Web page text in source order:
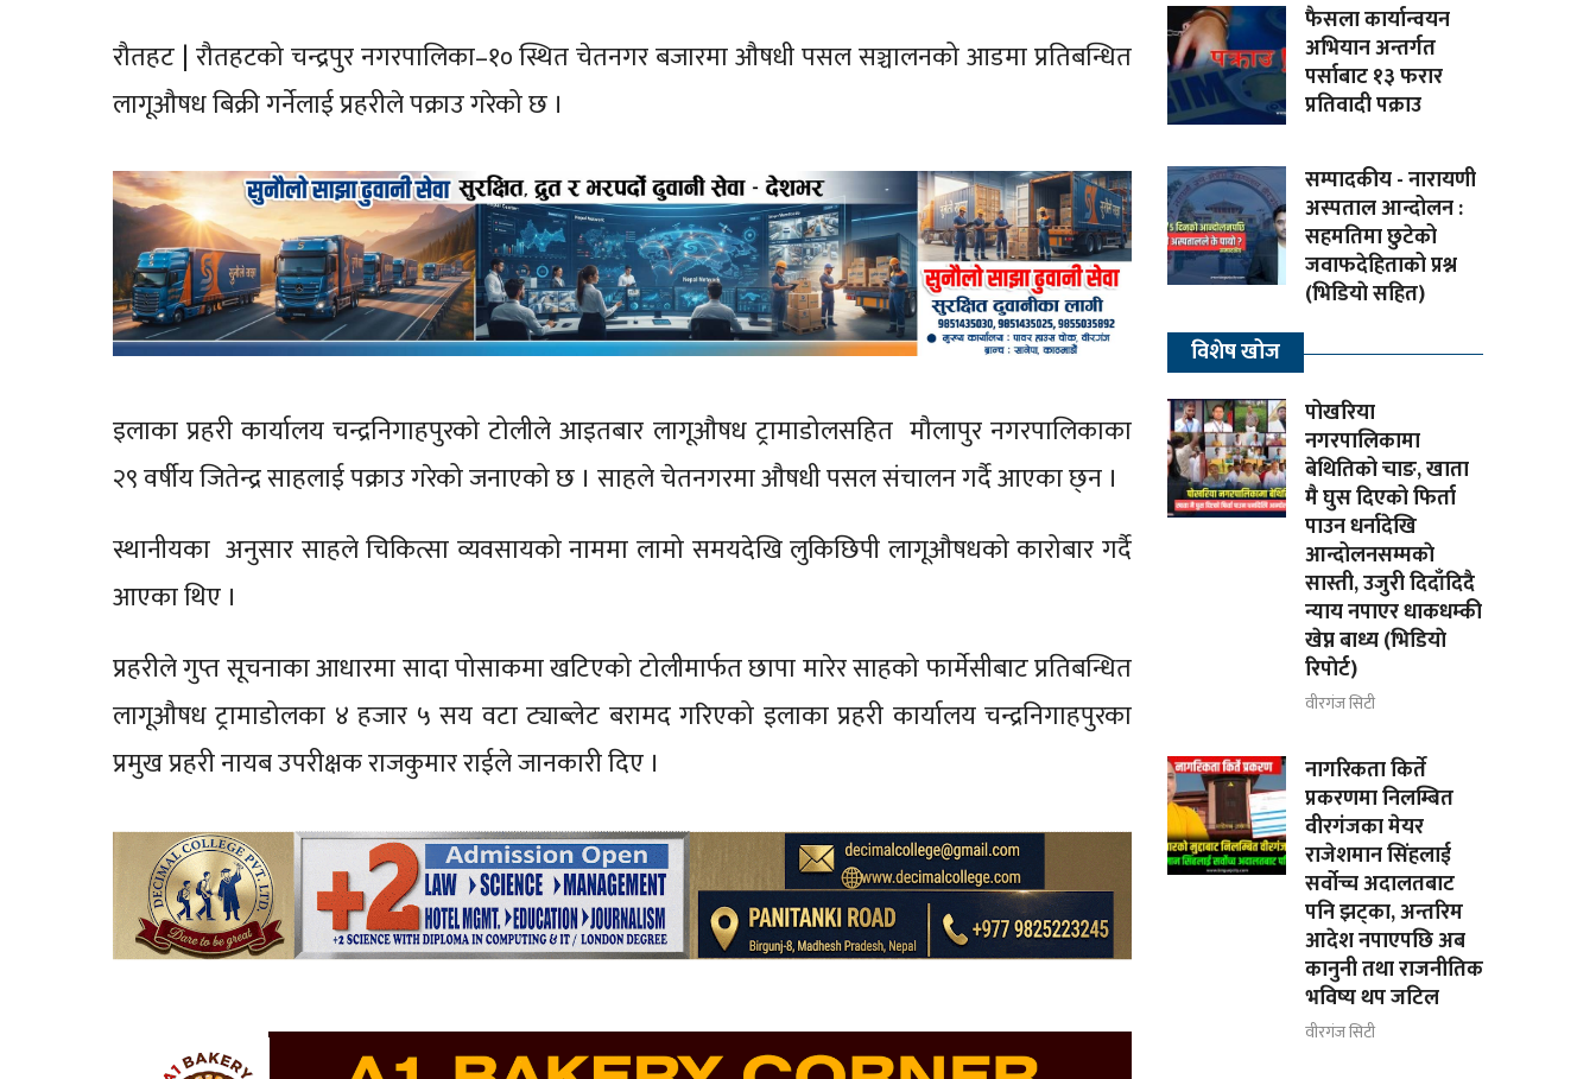
रौतहट | रौतहटको चन्द्रपुर नगरपालिका–१० स्थित चेतनगर बजारमा औषधी पसल सञ्चालनको आडमा प्रतिबन्धित
लागूऔषध बिक्री गर्नेलाई प्रहरीले पक्राउ गरेको छ ।
इलाका प्रहरी कार्यालय चन्द्रनिगाहपुरको टोलीले आइतबार लागूऔषध ट्रामाडोलसहित मौलापुर नगरपालिकाका
२९ वर्षीय जितेन्द्र साहलाई पक्राउ गरेको जनाएको छ । साहले चेतनगरमा औषधी पसल संचालन गर्दै आएका छ्न ।
स्थानीयका अनुसार साहले चिकित्सा व्यवसायको नाममा लामो समयदेखि लुकिछिपी लागूऔषधको कारोबार गर्दै
आएका थिए ।
प्रहरीले गुप्त सूचनाका आधारमा सादा पोसाकमा खटिएको टोलीमार्फत छापा मारेर साहको फार्मेसीबाट प्रतिबन्धित
लागूऔषध ट्रामाडोलका ४ हजार ५ सय वटा ट्याब्लेट बरामद गरिएको इलाका प्रहरी कार्यालय चन्द्रनिगाहपुरका
प्रमुख प्रहरी नायब उपरीक्षक राजकुमार राईले जानकारी दिए ।
फैसला कार्यान्वयन
अभियान अन्तर्गत
पर्साबाट १३ फरार
प्रतिवादी पक्राउ
सम्पादकीय - नारायणी
अस्पताल आन्दोलन :
सहमतिमा छुटेको
जवाफदेहिताको प्रश्न
(भिडियाे सहित)
विशेष खोज
पोखरिया
नगरपालिकामा
बेथितिको चाङ, खाता
मै घुस दिएको फिर्ता
पाउन धर्नादेखि
आन्दोलनसम्मकाे
सास्ती, उजुरी दिदाँदिदै
न्याय नपाएर धाकधम्की
खेप्न बाध्य (भिडियाे
रिपाेर्ट)
वीरगंज सिटी
नागरिकता किर्ते
प्रकरणमा निलम्बित
वीरगंजका मेयर
राजेशमान सिंहलाई
सर्वोच्च अदालतबाट
पनि झट्का, अन्तरिम
आदेश नपाएपछि अब
कानुनी तथा राजनीतिक
भविष्य थप जटिल
वीरगंज सिटी